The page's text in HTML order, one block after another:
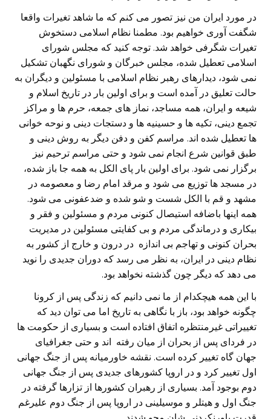
در مورد ایران من نیز تصور می کنم که ما شاهد تغیرات واقعا
شگفت آوری خواهیم بود. مطمنا نظام اسلامی دستخوش
تغیرات شگرفی خواهد شد. توجه کنید که مجلس شورای
اسلامی تعطیل شده، مجلس خبرگان و شورای نگهبان تشکیل
نمی شود، دیدارهای رهبر نظام اسلامی با مسئولین و دیگران به
حالت تعلیق در آمده است و برای اولین بار در تاریخ اسلام و
شیعه و ایران، همه مساجد، نماز های جمعه، حرم ها و مراکز
تجمع دینی، تکیه ها و حسینیه ها و دستجات دینی و نوحه خوانی
ها تعطیل شده اند. مراسم کفن و دفن دیگر به روش دینی و
طبق قوانین شرع انجام نمی شود و حتی مراسم ترحیم نیز
برگزار نمی شود. برای اولین بار پای الکل به همه جا باز شده،
در مسجد ها توزیع می شود و مرقد امام رضا و معصومه در
مشهد و قم با الکل شست و شو شده و ضدعفونی می شود.
همه اینها باضافه استیصال کنونی مردم و مسئولین و فقر و
بیکاری و درماندگی مردم و بی کفایتی مسئولین در مدیریت
بحران کنونی و تهاجم بی اندازه در درون و خارج از کشور به
نظام دینی در ایران، به نظر می رسد که دوران جدیدی را نوید
می دهد که دیگر چون گذشته نخواهد بود.
با این همه هیچکدام از ما نمی دانیم که زندگی پس از کرونا
چگونه خواهد بود، باز با نگاهی به تاریخ اما می توان دید که
تغییراتی غیرمنتظره اتفاق افتاده است و بسیاری از حکومت ها
در فردای پس از بحران از میان رفته اند و حتی جغرافیای
جهان گاه تغییر کرده است. نقشه خاورمیانه پس از جنگ جهانی
اول تغییر کرد و در اروپا کشورهای جدیدی پس از جنگ جهانی
دوم بوجود آمد. بسیاری از رهبران کشورها از تزارها گرفته در
جنگ اول و هیتلر و موسیلینی در اروپا پس از جنگ دوم علیرغم